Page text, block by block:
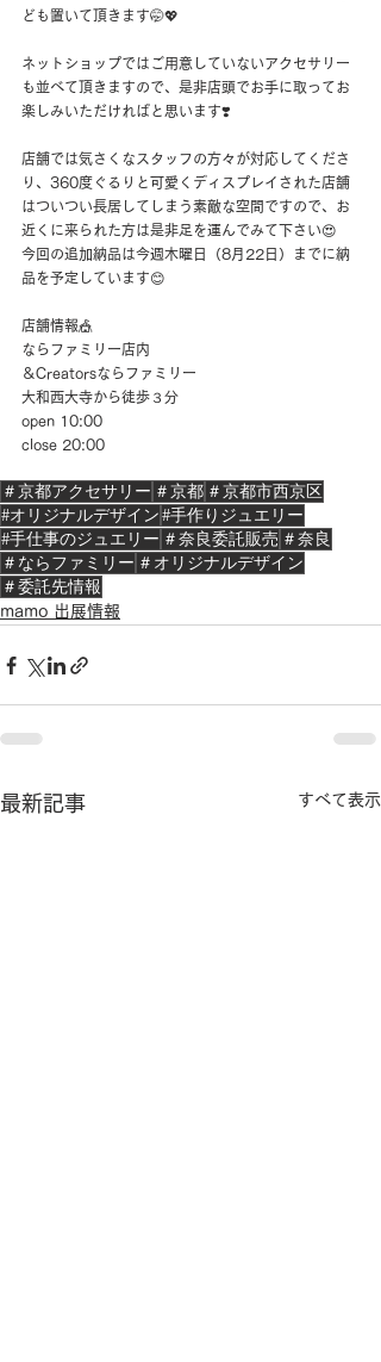
ども置いて頂きます🤭💖
ネットショップではご用意していないアクセサリー
も並べて頂きますので、是非店頭でお手に取ってお
楽しみいただければと思います❣️
店舗では気さくなスタッフの方々が対応してくださ
り、360度ぐるりと可愛くディスプレイされた店舗
はついつい長居してしまう素敵な空間ですので、お
近くに来られた方は是非足を運んでみて下さい😍
今回の追加納品は今週木曜日（8月22日）までに納
品を予定しています😊
店舗情報🎪
ならファミリー店内
＆Creatorsならファミリー
大和西大寺から徒歩３分
open 10:00
close 20:00
＃京都アクセサリー ＃京都 ＃京都市西京区
#オリジナルデザイン#手作りジュエリー
#手仕事のジュエリー ＃奈良委託販売 ＃奈良
＃ならファミリー ＃オリジナルデザイン
＃委託先情報
mamo 出展情報
最新記事 すべて表示